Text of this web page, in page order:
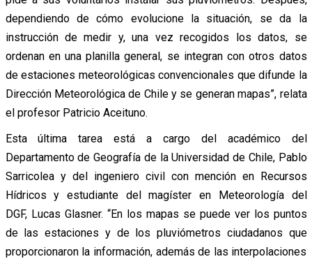
dependiendo de cómo evolucione la situación, se da la
instrucción de medir y, una vez recogidos los datos, se
ordenan en una planilla general, se integran con otros datos
de estaciones meteorológicas convencionales que difunde la
Dirección Meteorológica de Chile y se generan mapas”, relata
el profesor Patricio Aceituno.
Esta última tarea está a cargo del académico del
Departamento de Geografía de la Universidad de Chile, Pablo
Sarricolea y del ingeniero civil con mención en Recursos
Hídricos y estudiante del magíster en Meteorología del
DGF, Lucas Glasner. “En los mapas se puede ver los puntos
de las estaciones y de los pluviómetros ciudadanos que
proporcionaron la información, además de las interpolaciones